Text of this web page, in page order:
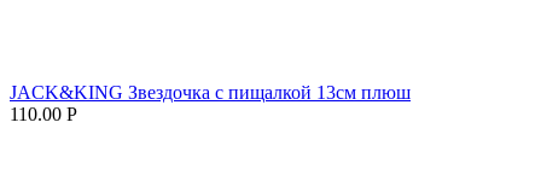
JACK&KING Звездочка с пищалкой 13см плюш
110.00 Р